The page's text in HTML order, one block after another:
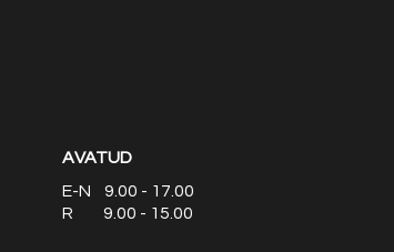
AVATUD
E-N 9.00 - 17.00
R 9.00 - 15.00